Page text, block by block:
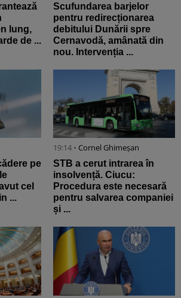
lung,
de ...
Scufundarea barjelor
pentru redirecționarea
debitului Dunării spre
Cernavodă, amânată din
nou. Intervenția ...
pe
cel
...
19:14 • Cornel Ghimeșan
STB a cerut intrarea în
insolvență. Ciucu:
Procedura este necesară
pentru salvarea companiei
și ...